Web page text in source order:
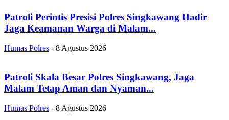
Patroli Perintis Presisi Polres Singkawang Hadir
Jaga Keamanan Warga di Malam...
Humas Polres - 8 Agustus 2026
Patroli Skala Besar Polres Singkawang, Jaga
Malam Tetap Aman dan Nyaman...
Humas Polres - 8 Agustus 2026